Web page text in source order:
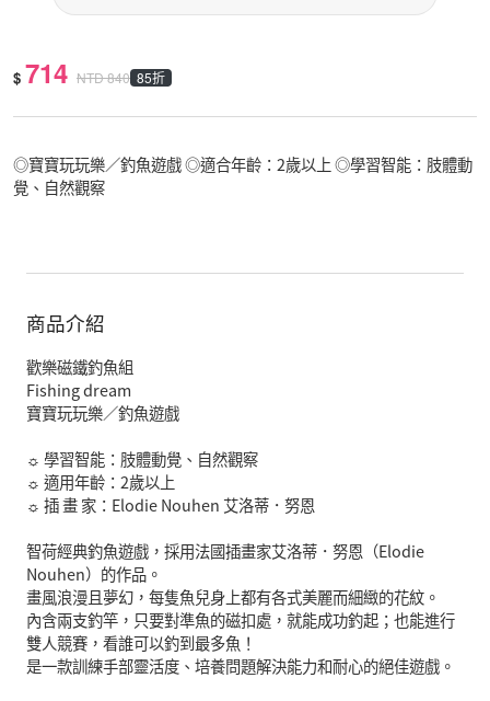
$ 714 NTD840 85折
◎寶寶玩玩樂／釣魚遊戲 ◎適合年齡：2歲以上 ◎學習智能：肢體動
覺、自然觀察
商品介紹
歡樂磁鐵釣魚組
Fishing dream
寶寶玩玩樂／釣魚遊戲
☼ 學習智能：肢體動覺、自然觀察
☼ 適用年齡：2歲以上
☼ 插 畫 家：Elodie Nouhen 艾洛蒂．努恩
智荷經典釣魚遊戲，採用法國插畫家艾洛蒂．努恩（Elodie
Nouhen）的作品。
畫風浪漫且夢幻，每隻魚兒身上都有各式美麗而細緻的花紋。
內含兩支釣竿，只要對準魚的磁扣處，就能成功釣起；也能進行
雙人競賽，看誰可以釣到最多魚！
是一款訓練手部靈活度、培養問題解決能力和耐心的絕佳遊戲。